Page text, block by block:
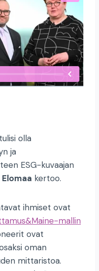
olla
ja
ESG-kuvaajan
Elomaa kertoo.
ihmiset ovat
mallin
ovat
oman
mittaristoa.